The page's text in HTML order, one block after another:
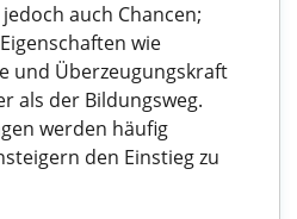
auch Chancen;
wie
und Überzeugungskraft
als der Bildungsweg.
werden häufig
den Einstieg zu